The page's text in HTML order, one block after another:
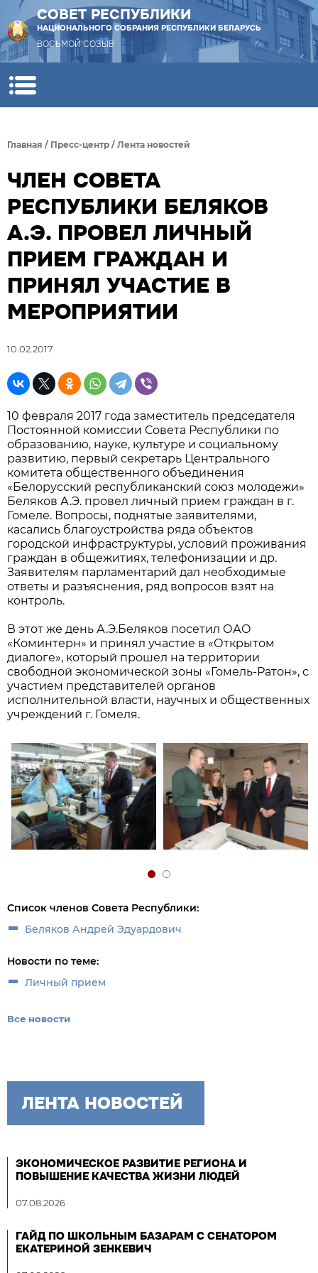
СОВЕТ РЕСПУБЛИКИ
НАЦИОНАЛЬНОГО СОБРАНИЯ РЕСПУБЛИКИ БЕЛАРУСЬ
ВОСЬМОЙ СОЗЫВ
Главная / Пресс-центр / Лента новостей
ЧЛЕН СОВЕТА
РЕСПУБЛИКИ БЕЛЯКОВ
А.Э. ПРОВЕЛ ЛИЧНЫЙ
ПРИЕМ ГРАЖДАН И
ПРИНЯЛ УЧАСТИЕ В
МЕРОПРИЯТИИ
10.02.2017
10 февраля 2017 года заместитель председателя
Постоянной комиссии Совета Республики по
образованию, науке, культуре и социальному
развитию, первый секретарь Центрального
комитета общественного объединения
«Белорусский республиканский союз молодежи»
Беляков А.Э. провел личный прием граждан в г.
Гомеле. Вопросы, поднятые заявителями,
касались благоустройства ряда объектов
городской инфраструктуры, условий проживания
граждан в общежитиях, телефонизации и др.
Заявителям парламентарий дал необходимые
ответы и разъяснения, ряд вопросов взят на
контроль.
В этот же день А.Э.Беляков посетил ОАО
«Коминтерн» и принял участие в «Открытом
диалоге», который прошел на территории
свободной экономической зоны «Гомель-Ратон», с
участием представителей органов
исполнительной власти, научных и общественных
учреждений г. Гомеля.
Список членов Совета Республики:
Беляков Андрей Эдуардович
Новости по теме:
Личный прием
Все новости
ЛЕНТА НОВОСТЕЙ
ЭКОНОМИЧЕСКОЕ РАЗВИТИЕ РЕГИОНА И
ПОВЫШЕНИЕ КАЧЕСТВА ЖИЗНИ ЛЮДЕЙ
07.08.2026
ГАЙД ПО ШКОЛЬНЫМ БАЗАРАМ С СЕНАТОРОМ
ЕКАТЕРИНОЙ ЗЕНКЕВИЧ